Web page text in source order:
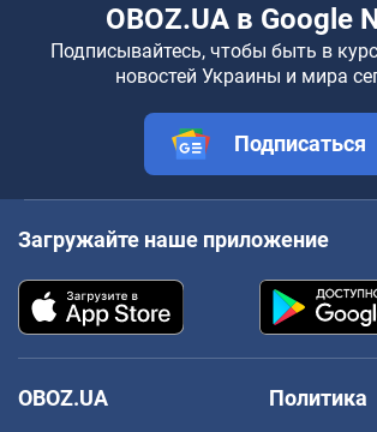
OBOZ.UA в Google
Подписывайтесь, чтобы быть в
новостей Украины и мира
Подписаться
Загружайте наше приложение
OBOZ.UA
Политика